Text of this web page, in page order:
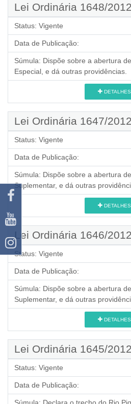
Lei Ordinária 1648/2012
Status: Vigente
Data de Publicação:
Súmula: Dispõe sobre a abertura
Especial, e dá outras providências.
DETALHES
Lei Ordinária 1647/2012
Status: Vigente
Data de Publicação:
Súmula: Dispõe sobre a abertura
Suplementar, e dá outras
DETALHES
Lei Ordinária 1646/2012
Status: Vigente
Data de Publicação:
Súmula: Dispõe sobre a abertura
Suplementar, e dá outras
DETALHES
Lei Ordinária 1645/2012
Status: Vigente
Data de Publicação:
Súmula: Declara o trecho do Rio